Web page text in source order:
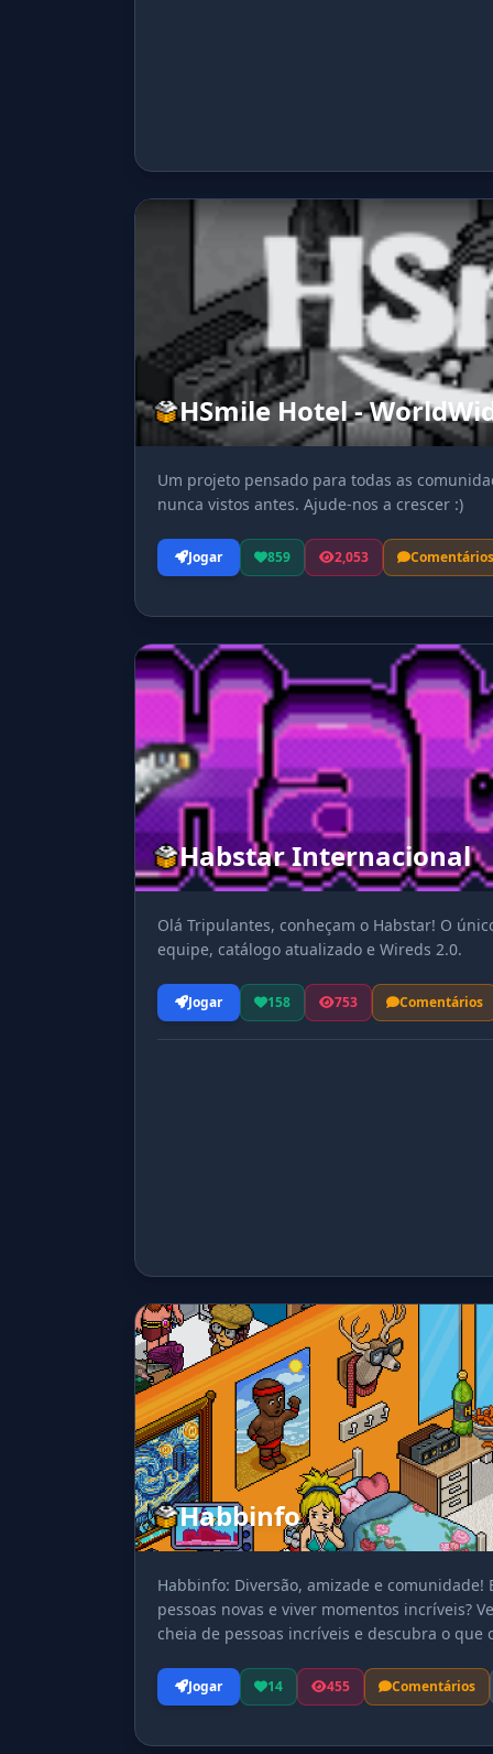
HSmile Hotel -
Um projeto pensado para todas as
nunca vistos antes. Ajude-nos a crescer :)
Jogar 859 2,053 Comentários
Habstar Internacional
Olá Tripulantes, conheçam o Habstar! O
equipe, catálogo atualizado e Wireds 2.0.
Jogar 158 753 Comentários
Habbinfo
Habbinfo: Diversão, amizade e
pessoas novas e viver momentos incríveis?
cheia de pessoas incríveis e descubra o
Jogar 14 455 Comentários